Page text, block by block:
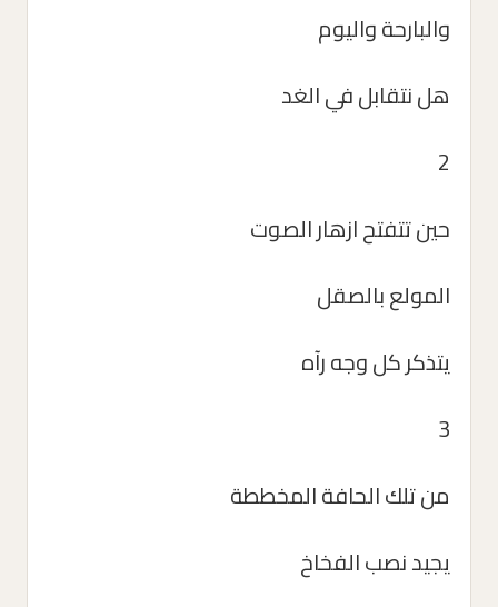
والبارحة واليوم
هل نتقابل في الغد
2
حين تتفتح ازهار الصوت
المولع بالصقل
يتذكر كل وجه رآه
3
من تلك الحافة المخططة
يجيد نصب الفخاخ